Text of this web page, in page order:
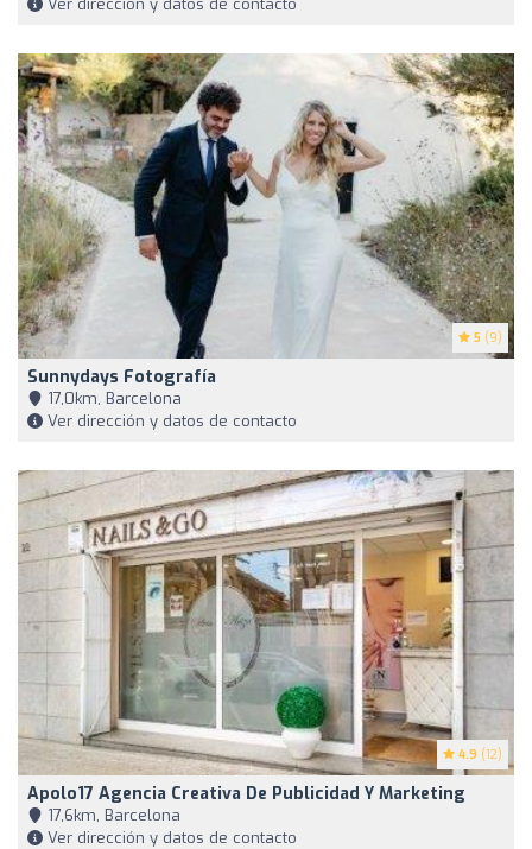
Ver dirección y datos de contacto
5 (9)
Sunnydays Fotografía
17,0km, Barcelona
Ver dirección y datos de contacto
4.9 (12)
Apolo17 Agencia Creativa De Publicidad Y Marketing
17,6km, Barcelona
Ver dirección y datos de contacto